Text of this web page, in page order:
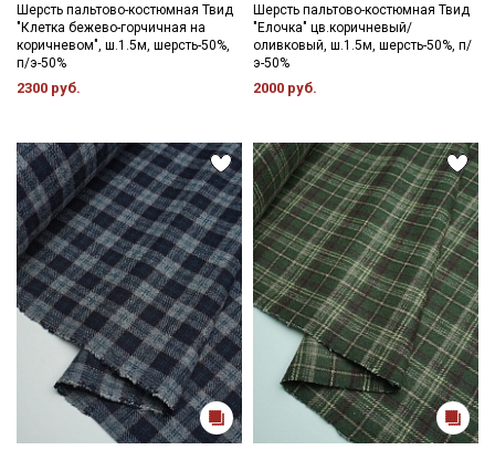
Шерсть пальтово-костюмная Твид
"Клетка бежево-горчичная на
коричневом", ш.1.5м, шерсть-50%,
п/э-50%
2300 руб.
Шерсть пальтово-костюмная Твид
"Елочка" цв.коричневый/
оливковый, ш.1.5м, шерсть-50%, п/
э-50%
2000 руб.